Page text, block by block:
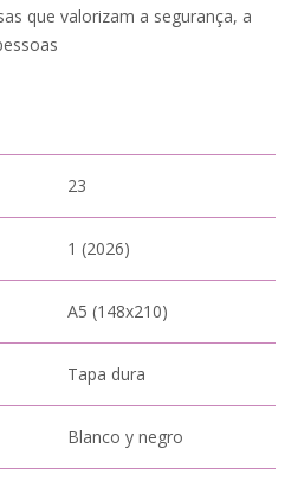
que valorizam a segurança, a
23
1 (2026)
A5 (148x210)
Tapa dura
Blanco y negro